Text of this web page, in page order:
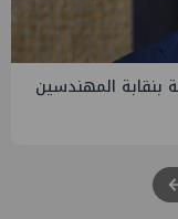
بنقابة المهندسين